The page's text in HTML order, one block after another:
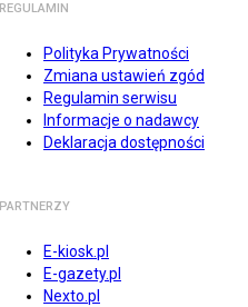
REGULAMIN
Polityka Prywatności
Zmiana ustawień zgód
Regulamin serwisu
Informacje o nadawcy
Deklaracja dostępności
PARTNERZY
E-kiosk.pl
E-gazety.pl
Nexto.pl